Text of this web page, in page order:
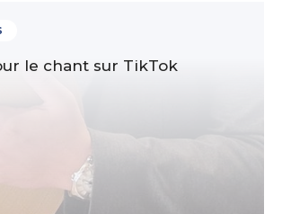
le chant sur TikTok